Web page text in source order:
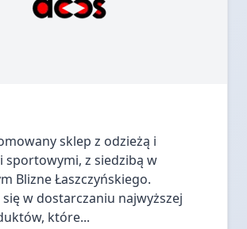
sklep z odzieżą i
sportowymi, z siedzibą w
Blizne Łaszczyńskiego.
się w dostarczaniu najwyższej
które...